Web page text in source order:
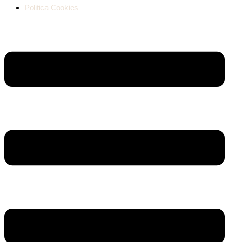
Politica Cookies